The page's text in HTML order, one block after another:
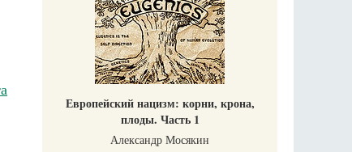
Европейский нацизм: корни, крона,
плоды. Часть 1
Александр Мосякин